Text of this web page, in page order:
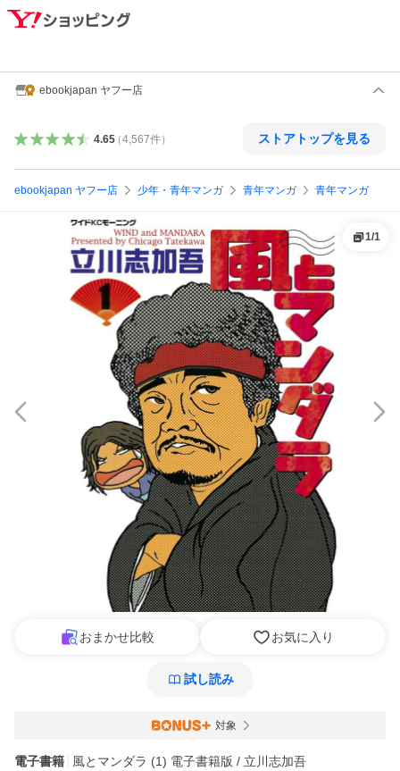
ebookjapan ヤフー店
4.65（4,567件） ストアトップを見る
ebookjapan ヤフー店 少年・青年マンガ 青年マンガ 青年マンガ
1/1
おまかせ比較 お気に入り
試し読み
対象
電子書籍 風とマンダラ (1) 電子書籍版 / 立川志加吾